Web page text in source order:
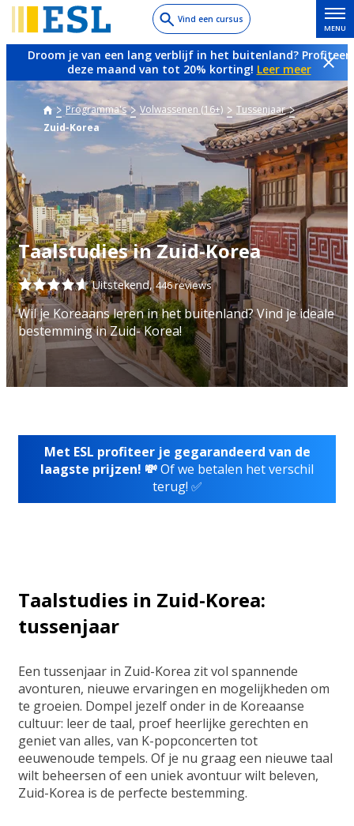
to
main
Vind een cursus
MENU
Droom je van een lang verblijf in het buitenland? Profiteer
deze maand van tot 20% korting! Leer meer
Programma's Volwassenen (16+)
Tussenjaar
Zuid-Korea
Taalstudies in Zuid-Korea
Uitstekend,446 reviews
Wil je Koreaans leren in het buitenland? Vind je ideale
bestemming in Zuid- Korea!
Met ESL profiteer je gegarandeerd van de
laagste prijzen! 💸Of we betalen het verschil
terug! ✅
Taalstudies in Zuid-Korea:
tussenjaar
Een tussenjaar in Zuid-Korea zit vol spannende
avonturen, nieuwe ervaringen en mogelijkheden om
te groeien. Dompel jezelf onder in de Koreaanse
cultuur: leer de taal, proef heerlijke gerechten en
geniet van alles, van K-popconcerten tot
eeuwenoude tempels. Of je nu graag een nieuwe taal
wilt beheersen of een uniek avontuur wilt beleven,
Zuid-Korea is de perfecte bestemming.